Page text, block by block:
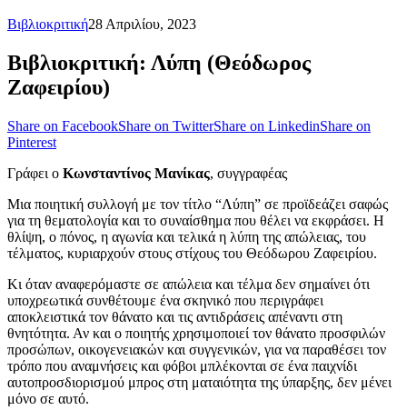
Βιβλιοκριτική28 Απριλίου, 2023
Βιβλιοκριτική: Λύπη (Θεόδωρος
Ζαφειρίου)
Share on FacebookShare on TwitterShare on LinkedinShare on
Pinterest
Γράφει ο Κωνσταντίνος Μανίκας, συγγραφέας
Μια ποιητική συλλογή με τον τίτλο “Λύπη” σε προϊδεάζει σαφώς
για τη θεματολογία και το συναίσθημα που θέλει να εκφράσει. Η
θλίψη, ο πόνος, η αγωνία και τελικά η λύπη της απώλειας, του
τέλματος, κυριαρχούν στους στίχους του Θεόδωρου Ζαφειρίου.
Κι όταν αναφερόμαστε σε απώλεια και τέλμα δεν σημαίνει ότι
υποχρεωτικά συνθέτουμε ένα σκηνικό που περιγράφει
αποκλειστικά τον θάνατο και τις αντιδράσεις απέναντι στη
θνητότητα. Αν και ο ποιητής χρησιμοποιεί τον θάνατο προσφιλών
προσώπων, οικογενειακών και συγγενικών, για να παραθέσει τον
τρόπο που αναμνήσεις και φόβοι μπλέκονται σε ένα παιχνίδι
αυτοπροσδιορισμού μπρος στη ματαιότητα της ύπαρξης, δεν μένει
μόνο σε αυτό.